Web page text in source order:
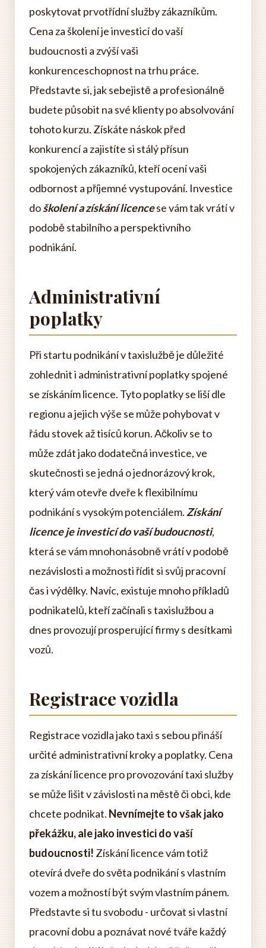
poskytovat prvotřídní služby zákazníkům.
Cena za školení je investicí do vaší
budoucnosti a zvýší vaši
konkurenceschopnost na trhu práce.
Představte si, jak sebejistě a profesionálně
budete působit na své klienty po absolvování
tohoto kurzu. Získáte náskok před
konkurencí a zajistíte si stálý přísun
spokojených zákazníků, kteří ocení vaši
odbornost a příjemné vystupování. Investice
doškolení a získání licencese vám tak vrátí v
podobě stabilního a perspektivního
podnikání.
Administrativní
poplatky
Při startu podnikání v taxislužbě je důležité
zohlednit i administrativní poplatky spojené
se získáním licence. Tyto poplatky se liší dle
regionu a jejich výše se může pohybovat v
řádu stovek až tisíců korun. Ačkoliv se to
může zdát jako dodatečná investice, ve
skutečnosti se jedná o jednorázový krok,
který vám otevře dveře k flexibilnímu
podnikání s vysokým potenciálem. Získání
licence je investicí do vaší budoucnosti,
která se vám mnohonásobně vrátí v podobě
nezávislosti a možnosti řídit si svůj pracovní
čas i výdělky. Navíc, existuje mnoho příkladů
podnikatelů, kteří začínali s taxislužbou a
dnes provozují prosperující firmy s desítkami
vozů.
Registrace vozidla
Registrace vozidla jako taxi s sebou přináší
určité administrativní kroky a poplatky. Cena
za získání licence pro provozování taxi služby
se může lišit v závislosti na městě či obci, kde
chcete podnikat. Nevnímejte to však jako
překážku, ale jako investici do vaší
budoucnosti! Získání licence vám totiž
otevírá dveře do světa podnikání s vlastním
vozem a možností být svým vlastním pánem.
Představte si tu svobodu - určovat si vlastní
pracovní dobu a poznávat nové tváře každý